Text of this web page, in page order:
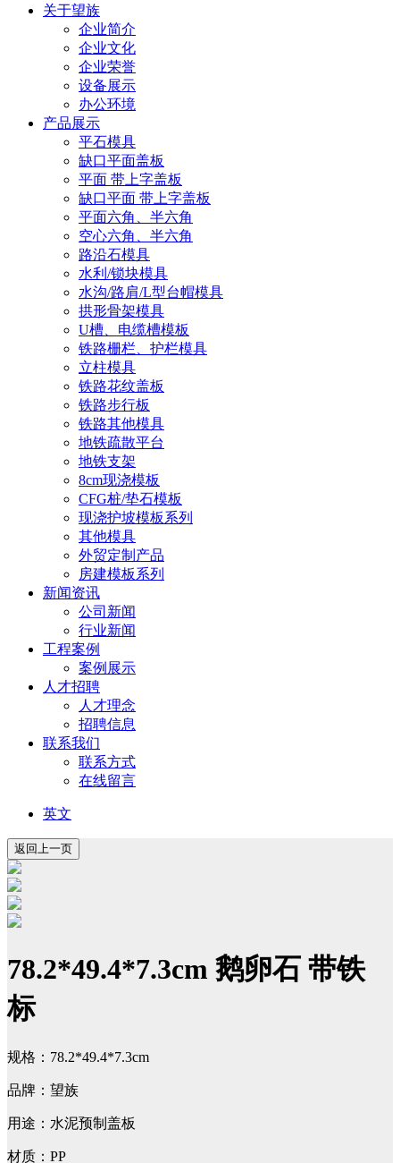
关于望族
企业简介
企业文化
企业荣誉
设备展示
办公环境
产品展示
平石模具
缺口平面盖板
平面 带上字盖板
缺口平面 带上字盖板
平面六角、半六角
空心六角、半六角
路沿石模具
水利/锁块模具
水沟/路肩/L型台帽模具
拱形骨架模具
U槽、电缆槽模板
铁路栅栏、护栏模具
立柱模具
铁路花纹盖板
铁路步行板
铁路其他模具
地铁疏散平台
地铁支架
8cm现浇模板
CFG桩/垫石模板
现浇护坡模板系列
其他模具
外贸定制产品
房建模板系列
新闻资讯
公司新闻
行业新闻
工程案例
案例展示
人才招聘
人才理念
招聘信息
联系我们
联系方式
在线留言
英文
78.2*49.4*7.3cm 鹅卵石 带铁
标
规格：78.2*49.4*7.3cm
品牌：望族
用途：水泥预制盖板
材质：PP